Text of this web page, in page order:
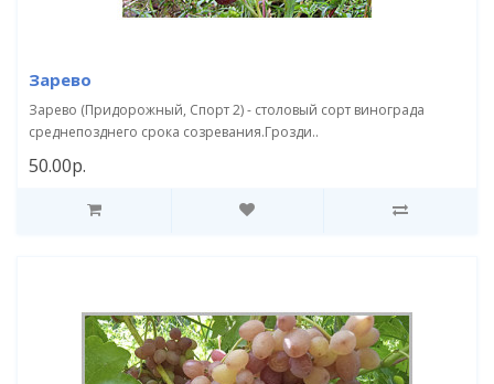
Зарево
Зарево (Придорожный, Спорт 2) - столовый сорт винограда
среднепозднего срока созревания.Грозди..
50.00р.